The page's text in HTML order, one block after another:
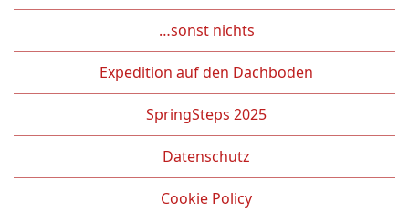
…sonst nichts
Expedition auf den Dachboden
SpringSteps 2025
Datenschutz
Cookie Policy